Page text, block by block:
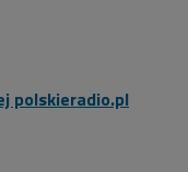
polskieradio.pl